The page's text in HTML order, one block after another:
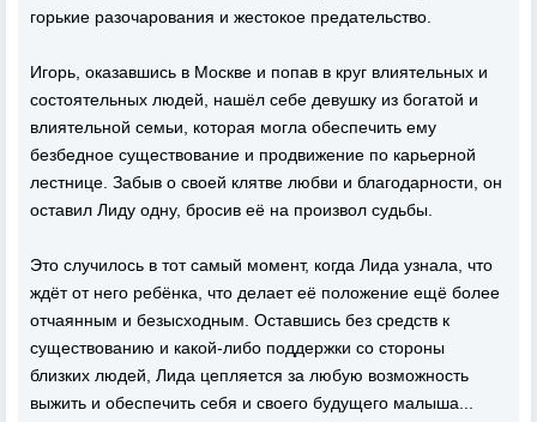
горькие разочарования и жестокое предательство.
Игорь, оказавшись в Москве и попав в круг влиятельных и
состоятельных людей, нашёл себе девушку из богатой и
влиятельной семьи, которая могла обеспечить ему
безбедное существование и продвижение по карьерной
лестнице. Забыв о своей клятве любви и благодарности, он
оставил Лиду одну, бросив её на произвол судьбы.
Это случилось в тот самый момент, когда Лида узнала, что
ждёт от него ребёнка, что делает её положение ещё более
отчаянным и безысходным. Оставшись без средств к
существованию и какой-либо поддержки со стороны
близких людей, Лида цепляется за любую возможность
выжить и обеспечить себя и своего будущего малыша...